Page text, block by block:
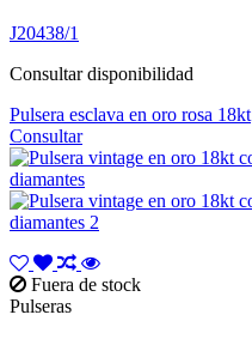
J20438/1
Consultar disponibilidad
Pulsera esclava en oro rosa 18kt
Consultar
Fuera de stock
Pulseras